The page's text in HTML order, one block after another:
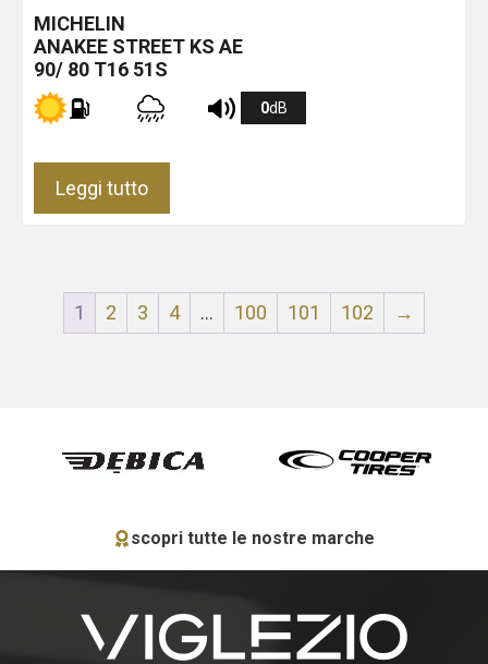
MICHELIN
ANAKEE STREET KS AE
90/ 80 T16 51S
0dB
Leggi tutto
1 2 3 4 … 100 101 102 →
scopri tutte le nostre marche